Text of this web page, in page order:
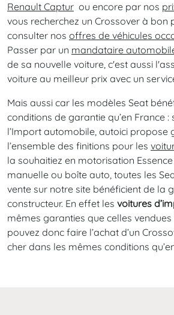
Renault Captur ou encore par nos
vous recherchez un Crossover à bon
consulter nos offres de véhicules
Passer par un mandataire
de sa nouvelle voiture, c'est aussi
voiture au meilleur prix avec un
Mais aussi car les modèles Seat
conditions de garantie qu’en France :
l’Import automobile, autoici propose
l’ensemble des finitions pour les
la souhaitiez en motorisation
manuelle ou boîte auto, toutes les
vente sur notre site bénéficient de la
constructeur. En effet les voitures
mêmes garanties que celles vendues
pouvez donc faire l’achat d’un
cher dans les mêmes conditions